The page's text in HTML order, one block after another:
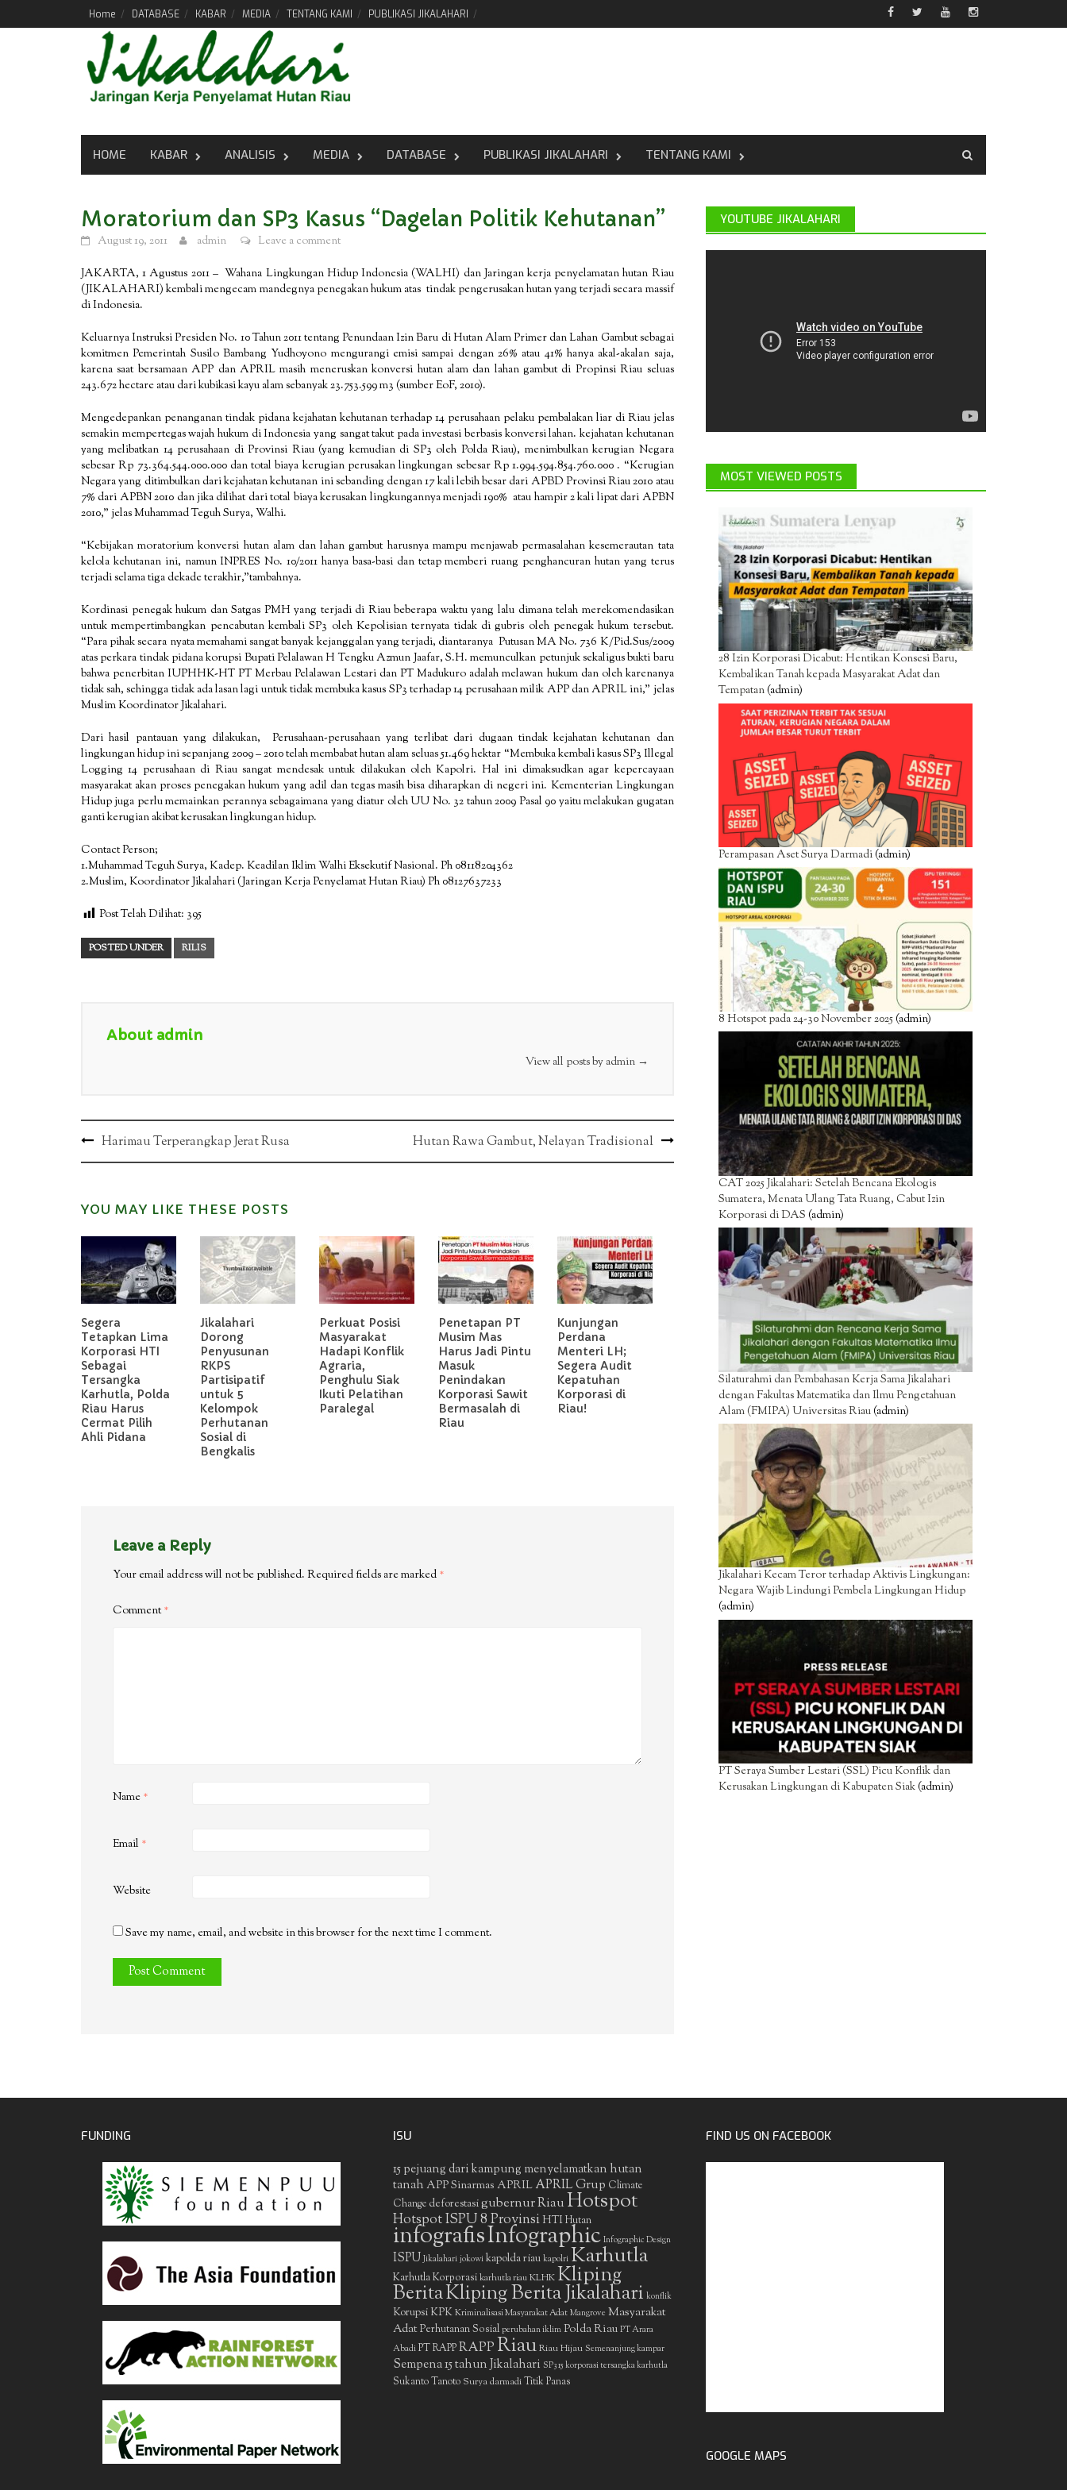
Home DATABASE KABAR MEDIA TENTANG KAMI PUBLIKASI JIKALAHARI
HOME KABAR ANALISIS MEDIA DATABASE PUBLIKASI JIKALAHARI TENTANG KAMI
Moratorium dan SP3 Kasus “Dagelan Politik Kehutanan”
August 19, 2011 admin Leave a comment
JAKARTA, 1 Agustus 2011 – Wahana Lingkungan Hidup Indonesia (WALHI) dan Jaringan kerja penyelamatan hutan Riau
(JIKALAHARI) kembali mengecam mandegnya penegakan hukum atas tindak pengerusakan hutan yang terjadi secara massif
di Indonesia.
Keluarnya Instruksi Presiden No. 10 Tahun 2011 tentang Penundaan Izin Baru di Hutan Alam Primer dan Lahan Gambut sebagai
komitmen Pemerintah Susilo Bambang Yudhoyono mengurangi emisi sampai dengan 26% atau 41% hanya akal-akalan saja,
karena saat bersamaan APP dan APRIL masih meneruskan konversi hutan alam dan lahan gambut di Propinsi Riau seluas
243.672 hectare atau dari kubikasi kayu alam sebanyak 23.753.599 m3 (sumber EoF, 2010).
Mengedepankan penanganan tindak pidana kejahatan kehutanan terhadap 14 perusahaan pelaku pembalakan liar di Riau jelas
semakin mempertegas wajah hukum di Indonesia yang sangat takut pada investasi berbasis konversi lahan. kejahatan kehutanan
yang melibatkan 14 perusahaan di Provinsi Riau (yang kemudian di SP3 oleh Polda Riau), menimbulkan kerugian Negara
sebesar Rp 73.364.544.000.000 dan total biaya kerugian perusakan lingkungan sebesar Rp 1.994.594.854.760.000 . “Kerugian
Negara yang ditimbulkan dari kejahatan kehutanan ini sebanding dengan 17 kali lebih besar dari APBD Provinsi Riau 2010 atau
7% dari APBN 2010 dan jika dilihat dari total biaya kerusakan lingkungannya menjadi 190% atau hampir 2 kali lipat dari APBN
2010,” jelas Muhammad Teguh Surya, Walhi.
“Kebijakan moratorium konversi hutan alam dan lahan gambut harusnya mampu menjawab permasalahan kesemerautan tata
kelola kehutanan ini, namun INPRES No. 10/2011 hanya basa-basi dan tetap memberi ruang penghancuran hutan yang terus
terjadi selama tiga dekade terakhir,”tambahnya.
Kordinasi penegak hukum dan Satgas PMH yang terjadi di Riau beberapa waktu yang lalu dimana telah merekomendasikan
untuk mempertimbangkan pencabutan kembali SP3 oleh Kepolisian ternyata tidak di gubris oleh penegak hukum tersebut.
“Para pihak secara nyata memahami sangat banyak kejanggalan yang terjadi, diantaranya Putusan MA No. 736 K/Pid.Sus/2009
atas perkara tindak pidana korupsi Bupati Pelalawan H Tengku Azmun Jaafar, S.H. memunculkan petunjuk sekaligus bukti baru
bahwa penerbitan IUPHHK-HT PT Merbau Pelalawan Lestari dan PT Madukuro adalah melawan hukum dan oleh karenanya
tidak sah, sehingga tidak ada lasan lagi untuk tidak membuka kasus SP3 terhadap 14 perusahaan milik APP dan APRIL ini,” jelas
Muslim Koordinator Jikalahari.
Dari hasil pantauan yang dilakukan, Perusahaan-perusahaan yang terlibat dari dugaan tindak kejahatan kehutanan dan
lingkungan hidup ini sepanjang 2009 – 2010 telah membabat hutan alam seluas 51.469 hektar “Membuka kembali kasus SP3 Illegal
Logging 14 perusahaan di Riau sangat mendesak untuk dilakukan oleh Kapolri. Hal ini dimaksudkan agar kepercayaan
masyarakat akan proses penegakan hukum yang adil dan tegas masih bisa diharapkan di negeri ini. Kementerian Lingkungan
Hidup juga perlu memainkan perannya sebagaimana yang diatur oleh UU No. 32 tahun 2009 Pasal 90 yaitu melakukan gugatan
ganti kerugian akibat kerusakan lingkungan hidup.
Contact Person;
1.Muhammad Teguh Surya, Kadep. Keadilan Iklim Walhi Eksekutif Nasional. Ph 08118204362
2.Muslim, Koordinator Jikalahari (Jaringan Kerja Penyelamat Hutan Riau) Ph 08127637233
Post Telah Dilihat: 395
POSTED UNDER RILIS
About admin
View all posts by admin →
Post
navigation
Harimau Terperangkap Jerat Rusa Hutan Rawa Gambut, Nelayan Tradisional
YOU MAY LIKE THESE POSTS
Segera
Tetapkan Lima
Korporasi HTI
Sebagai
Tersangka
Karhutla, Polda
Riau Harus
Cermat Pilih
Ahli Pidana
Jikalahari
Dorong
Penyusunan
RKPS
Partisipatif
untuk 5
Kelompok
Perhutanan
Sosial di
Bengkalis
Perkuat Posisi
Masyarakat
Hadapi Konflik
Agraria,
Penghulu Siak
Ikuti Pelatihan
Paralegal
Penetapan PT
Musim Mas
Harus Jadi Pintu
Masuk
Penindakan
Korporasi Sawit
Bermasalah di
Riau
Kunjungan
Perdana
Menteri LH;
Segera Audit
Kepatuhan
Korporasi di
Riau!
Leave a Reply
Your email address will not be published. Required fields are marked *
Comment*
Name *
Email *
Website
Save my name, email, and website in this browser for the next time I comment.
YOUTUBE JIKALAHARI
MOST VIEWED POSTS
28 Izin Korporasi Dicabut: Hentikan Konsesi Baru,
Kembalikan Tanah kepada Masyarakat Adat dan
Tempatan(admin)
Perampasan Aset Surya Darmadi(admin)
8 Hotspot pada 24-30 November 2025(admin)
CAT 2025 Jikalahari: Setelah Bencana Ekologis
Sumatera, Menata Ulang Tata Ruang, Cabut Izin
Korporasi di DAS (admin)
Silaturahmi dan Pembahasan Kerja Sama Jikalahari
dengan Fakultas Matematika dan Ilmu Pengetahuan
Alam (FMIPA) Universitas Riau(admin)
Jikalahari Kecam Teror terhadap Aktivis Lingkungan:
Negara Wajib Lindungi Pembela Lingkungan Hidup
(admin)
PT Seraya Sumber Lestari (SSL) Picu Konflik dan
Kerusakan Lingkungan di Kabupaten Siak(admin)
FUNDING ISU
15 pejuang dari kampung menyelamatkan hutan
tanah APP Sinarmas APRIL APRIL Grup Climate
Change deforestasigubernur RiauHotspot
Hotspot ISPU 8 ProvinsiHTIHutan
infografisInfographic Infographic Design
ISPU Jikalahari jokowi kapolda riau kapolri Karhutla
Karhutla Korporasi karhutla riau KLHKKliping
BeritaKliping Berita Jikalahari konflik
Korupsi KPK Kriminalisasi Masyarakat Adat Mangrove Masyarakat
AdatPerhutanan Sosial perubahan iklim Polda Riau PT Arara
Abadi PT RAPPRAPPRiauRiau Hijau Semenanjung kampar
Sempena 15 tahun Jikalahari SP3 15 korporasi tersangka karhutla
Sukanto Tanoto Surya darmadiTitik Panas
FIND US ON FACEBOOK
GOOGLE MAPS